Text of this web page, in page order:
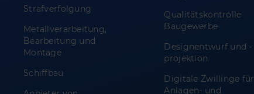
Strafverfolgung
Metallverarbeitung,
Bearbeitung und
Montage
Schiffbau
Qualitätskontrolle
Baugewerbe
Designentwurf und -
projektion
Digitale Zwillinge für
Anlagen- und